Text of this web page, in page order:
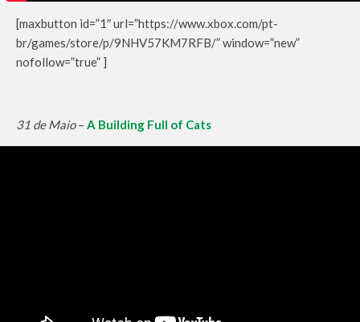
[maxbutton id=”1″ url=”https://www.xbox.com/pt-
br/games/store/p/9NHV57KM7RFB/” window=”new”
nofollow=”true” ]
31 de Maio– A Building Full of Cats